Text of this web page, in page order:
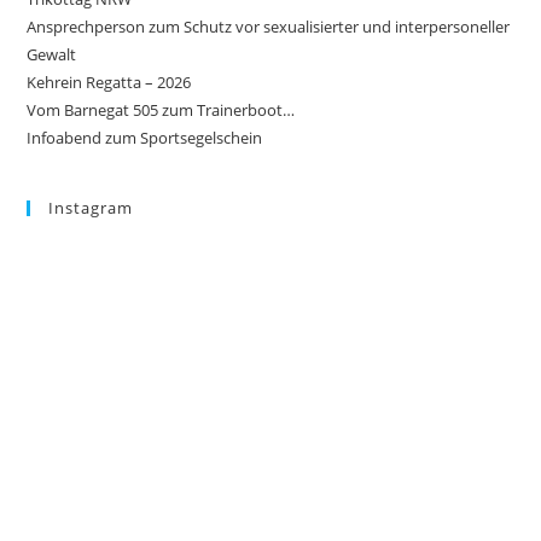
Ansprechperson zum Schutz vor sexualisierter und interpersoneller
Gewalt
Kehrein Regatta – 2026
Vom Barnegat 505 zum Trainerboot…
Infoabend zum Sportsegelschein
Instagram